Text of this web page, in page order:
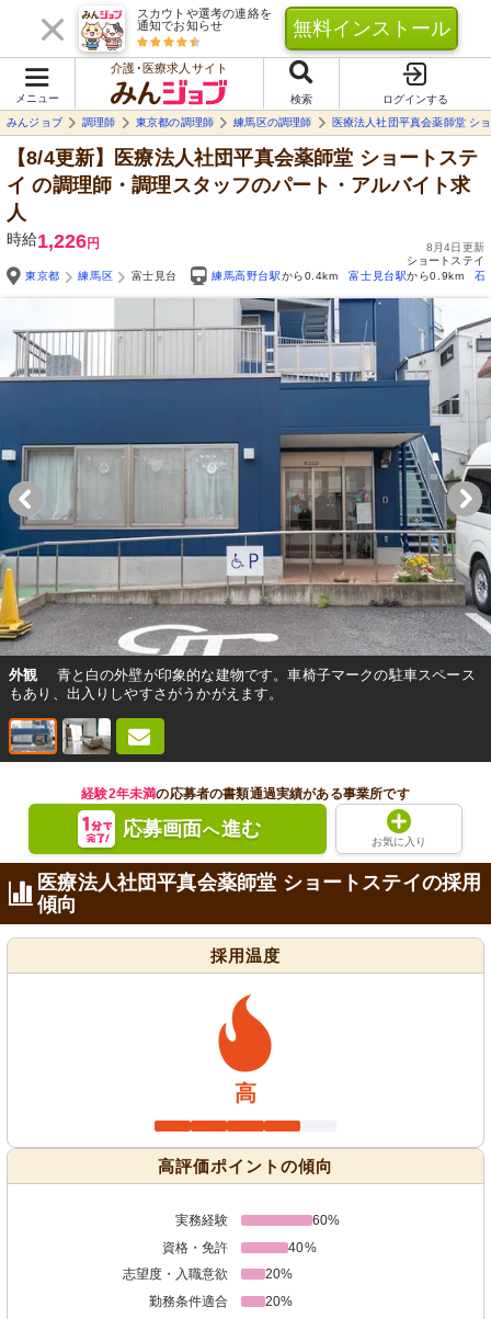
スカウトや選考の連絡を
通知でお知らせ
無料インストール
メニュー
介護･医療求人サイト
検索
ログインする
みんジョブ
調理師 東京都の調理師 練馬区の調理師 医療法人社団平真会薬師堂 シ
【8/4更新】医療法人社団平真会薬師堂 ショートステ
イ の調理師・調理スタッフのパート・アルバイト求
人
時給1,226円
8月4日更新
ショートステイ
東京都
練馬区 富士見台 練馬高野台駅から0.4km 富士見台駅から0.9km 石
外観
青と白の外壁が印象的な建物です。車椅子マークの駐車スペース
もあり、出入りしやすさがうかがえます。
経験2年未満の応募者の書類通過実績がある事業所です
応募画面へ進む
お気に入り
医療法人社団平真会薬師堂 ショートステイの採用
傾向
採用温度
高
高評価ポイントの傾向
実務経験
60%
資格・免許
40%
志望度・入職意欲
20%
勤務条件適合
20%